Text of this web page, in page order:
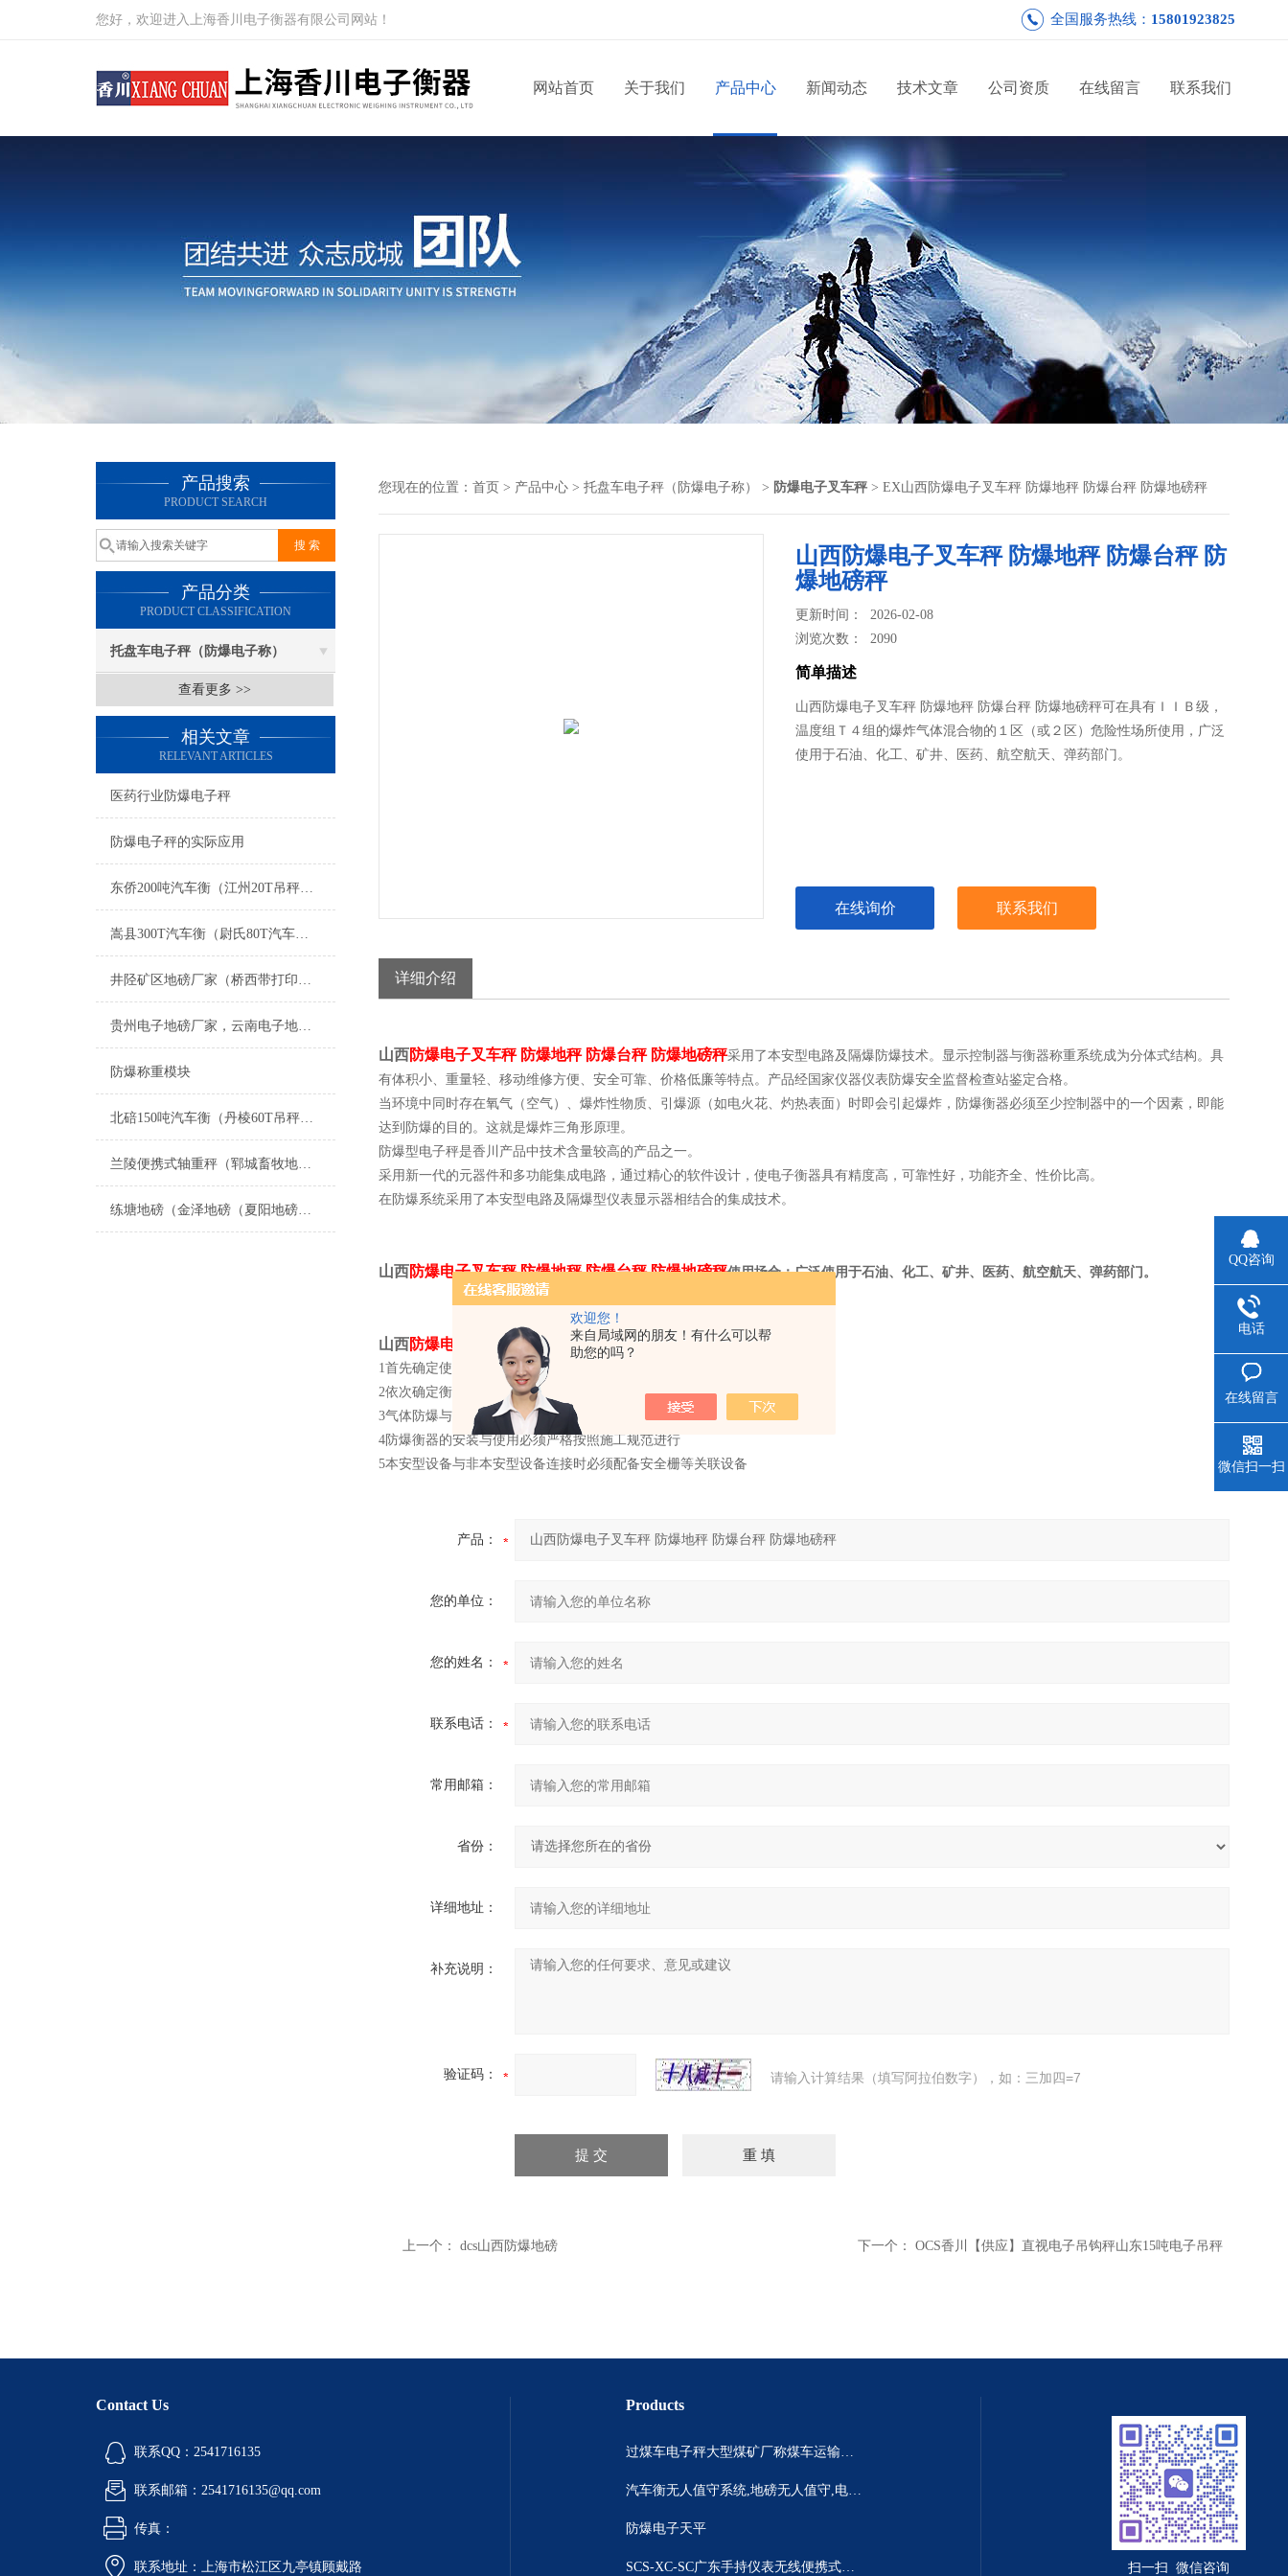
欢迎您！
来自局域网的朋友！有什么可以帮
助您的吗？
您好，欢迎进入上海香川电子衡器有限公司网站！ 全国服务热线： 15801923825
网站首页 关于我们 产品中心 新闻动态 技术文章 公司资质 在线留言 联系我们
产品搜索
PRODUCT SEARCH
产品分类
PRODUCT CLASSIFICATION
托盘车电子秤（防爆电子称）
查看更多 >>
相关文章
RELEVANT ARTICLES
医药行业防爆电子秤
防爆电子秤的实际应用
东侨200吨汽车衡（江州20T吊秤）田阳电子地磅）漳平50T地磅维修
嵩县300T汽车衡（尉氏80T汽车磅）新郑120T地磅）五峰汽车衡维修
井陉矿区地磅厂家（桥西带打印地磅）藁城防爆电子地磅）汽车地磅修理
贵州电子地磅厂家，云南电子地磅厂家；陕西电子地磅厂家；新疆电子地磅厂家；甘肃电子地磅厂家
防爆称重模块
北碚150吨汽车衡（丹棱60T吊秤）荣昌30吨地磅维修
兰陵便携式轴重秤（郓城畜牧地磅）泗水自动过磅）肥城便携式过磅秤维修
练塘地磅（金泽地磅（夏阳地磅（盈浦地磅）香花桥地磅）奉贤地磅维修
您现在的位置： 首页 > 产品中心 > 托盘车电子秤（防爆电子称） > 防爆电子叉车秤 > EX山西防爆电子叉车秤 防爆地秤 防爆台秤 防爆地磅秤
山西防爆电子叉车秤 防爆地秤 防爆台秤 防
爆地磅秤
更新时间： 2026-02-08
浏览次数：2090
简单描述
山西防爆电子叉车秤 防爆地秤 防爆台秤 防爆地磅秤可在具有ＩＩＢ级，
温度组Ｔ４组的爆炸气体混合物的１区（或２区）危险性场所使用，广泛
使用于石油、化工、矿井、医药、航空航天、弹药部门。
在线询价 联系我们
详细介绍
山西防爆电子叉车秤 防爆地秤 防爆台秤 防爆地磅秤采用了本安型电路及隔爆防爆技术。显示控制器与衡器称重系统成为分体式结构。具
有体积小、重量轻、移动维修方便、安全可靠、价格低廉等特点。产品经国家仪器仪表防爆安全监督检查站鉴定合格。
当环境中同时存在氧气（空气）、爆炸性物质、引爆源（如电火花、灼热表面）时即会引起爆炸，防爆衡器必须至少控制器中的一个因素，即能
达到防爆的目的。这就是爆炸三角形原理。
防爆型电子秤是香川产品中技术含量较高的产品之一。
采用新一代的元器件和多功能集成电路，通过精心的软件设计，使电子衡器具有精度高，可靠性好，功能齐全、性价比高。
在防爆系统采用了本安型电路及隔爆型仪表显示器相结合的集成技术。
山西防爆电子叉车秤 防爆地秤 防爆台秤 防爆地磅秤使用场合：广泛使用于石油、化工、矿井、医药、航空航天、弹药部门。
山西防爆电子叉车秤 防爆地秤 防爆台秤 防爆地磅秤选型时应注意：
1首先确定使用场合的危险介质及其所处的区域
2依次确定衡器的防爆型式、类别、级别和温度组别
3气体防爆与粉尘防爆是*不同的；煤矿防爆与常规防爆是*不同的
4防爆衡器的安装与使用必须严格按照施工规范进行
5本安型设备与非本安型设备连接时必须配备安全栅等关联设备
产品：
您的单位：
您的姓名：
联系电话：
常用邮箱：
省份：
详细地址：
补充说明：
验证码： 请输入计算结果（填写阿拉伯数字），如：三加四=7
上一个： dcs山西防爆地磅 下一个： OCS香川【供应】直视电子吊钩秤山东15吨电子吊秤
Contact Us
联系QQ：2541716135
联系邮箱：2541716135@qq.com
传真：
联系地址：上海市松江区九亭镇顾戴路
Products
过煤车电子秤大型煤矿厂称煤车运输过120吨汽车过磅称~山西晋城市150吨卡车过磅称.内蒙古重型100吨货车过磅称
汽车衡无人值守系统,地磅无人值守,电子地磅无人值守智能化系统
防爆电子天平
SCS-XC-SC广东手持仪表无线便携式汽车衡 *便携式称重仪 扫一扫 微信咨询
QQ咨询
电话
在线留言
微信扫一扫